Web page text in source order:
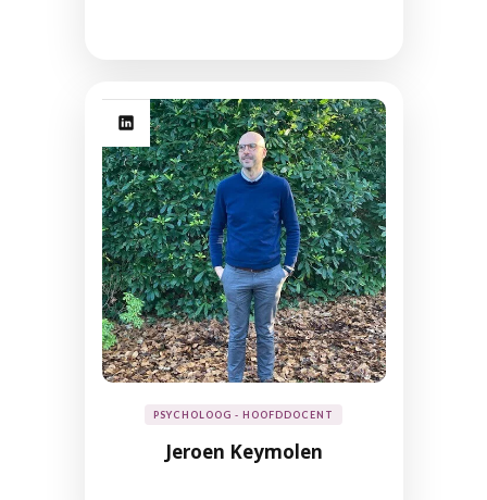
PSYCHOLOOG - HOOFDDOCENT
Jeroen Keymolen